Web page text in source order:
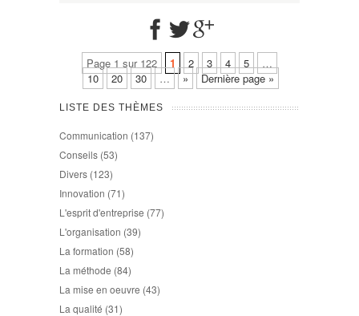
Page 1 sur 122 1 2 3 4 5
…
10
20 30 … » Dernière page »
LISTE DES THÈMES
Communication (137)
Conseils (53)
Divers (123)
Innovation (71)
L'esprit d'entreprise (77)
L'organisation (39)
La formation (58)
La méthode (84)
La mise en oeuvre (43)
La qualité (31)